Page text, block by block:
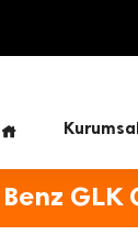
GLK